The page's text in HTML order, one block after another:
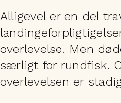
Alligevel er en del
overlevelse. Men
særligt for rundfisk.
overlevelsen er